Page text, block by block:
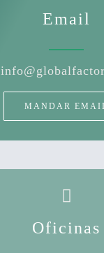
Email
MANDAR
Oficinas